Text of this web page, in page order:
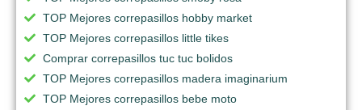
TOP Mejores correpasillos hobby market
TOP Mejores correpasillos little tikes
Comprar correpasillos tuc tuc bolidos
TOP Mejores correpasillos madera imaginarium
TOP Mejores correpasillos bebe moto